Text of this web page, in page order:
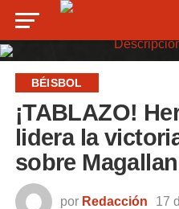
BÉISBOL
¡TABLAZO!
lidera la
sobre
por Redacción 17